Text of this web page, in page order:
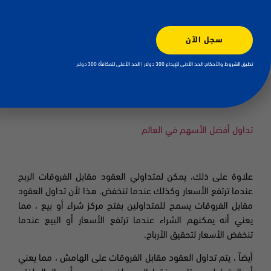
واحدة من أكثر الطرق فائدة للاستفادة من تحركات سعر الأسهم
هي تداولالعقود مقابل الفروقات
الفروقاتCFDsأو عقود الفروقات هي عبارة عن مشتقات مالية
تسمح للمستثمرين بالمضاربة على تقلبات أسعار أحد الأصول
تداول أفضل الأسهم في العالم
علاوة على ذلك، يمكن لمتداولي العقود مقابل الفروقات الربح
عندما ترتفع الأسعار وكذلك عندما تنخفض. هذا لأن تداول العقود
مقابل الفروقات يسمح للمتداولين بفتح مركز شراء أو بيع ، مما
يعني أنه يمكنهم الشراء عندما ترتفع الأسعار أو البيع عندما
تنخفض الأسعار لتحقيق الأرباح.
أيضاً ، يتم تداول العقود مقابل الفروقات على الهامش ، مما يعني
سجل الآن
تطبق الشروط والأحكام: الحد الأدنى للإيداع 300 دولار | الحد الأعلى للمكافأة 300 دولار